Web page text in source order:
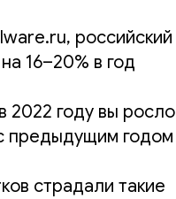
российский
16–20% в год
2022 году вы росло
предыдущим годом
страдали такие